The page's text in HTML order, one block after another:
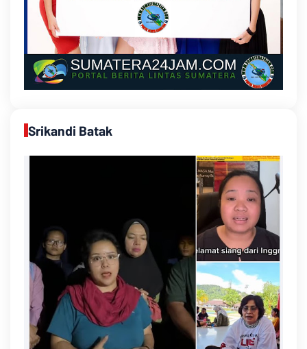
Srikandi Batak